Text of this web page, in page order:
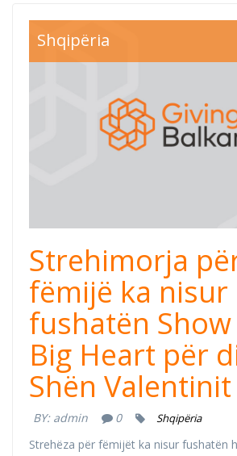
Shqipëria
Strehimorja
fëmijë ka nisur
fushatën
Big Heart për
Shën Valentinit
BY: admin 0 Shqipëria
Strehëza për fëmijët ka nisur fushatën